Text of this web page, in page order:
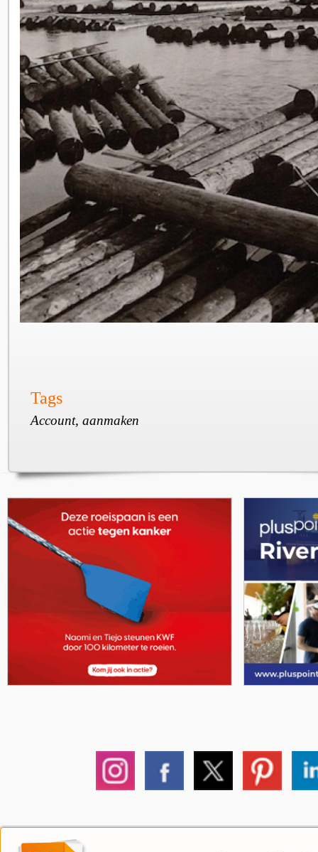
Tags
Account, aanmaken